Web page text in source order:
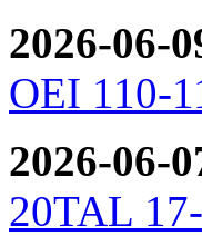
2026-06-
OEI 110-
2026-06-
20TAL